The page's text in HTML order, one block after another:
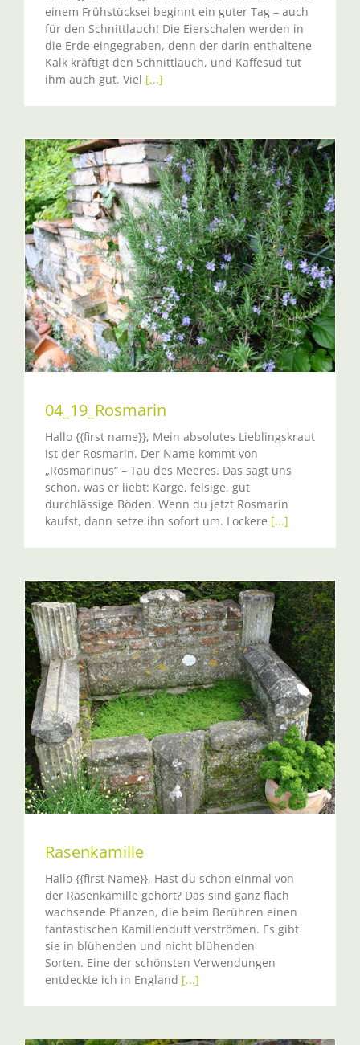
einem Frühstücksei beginnt ein guter Tag – auch
für den Schnittlauch! Die Eierschalen werden in
die Erde eingegraben, denn der darin enthaltene
Kalk kräftigt den Schnittlauch, und Kaffesud tut
ihm auch gut. Viel [...]
04_19_Rosmarin
Hallo {{first name}}, Mein absolutes Lieblingskraut
ist der Rosmarin. Der Name kommt von
„Rosmarinus“ – Tau des Meeres. Das sagt uns
schon, was er liebt: Karge, felsige, gut
durchlässige Böden. Wenn du jetzt Rosmarin
kaufst, dann setze ihn sofort um. Lockere [...]
Rasenkamille
Hallo {{first Name}}, Hast du schon einmal von
der Rasenkamille gehört? Das sind ganz flach
wachsende Pflanzen, die beim Berühren einen
fantastischen Kamillenduft verströmen. Es gibt
sie in blühenden und nicht blühenden
Sorten. Eine der schönsten Verwendungen
entdeckte ich in England [...]